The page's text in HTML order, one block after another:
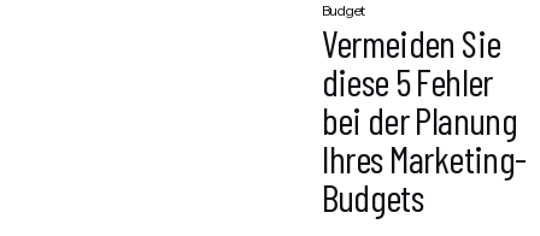
Budget
Vermeiden Sie
diese 5 Fehler
bei der Planung
Ihres Marketing-
Budgets